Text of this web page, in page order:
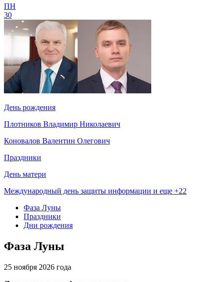
ПН
30
День рождения
Плотников Владимир Николаевич
Коновалов Валентин Олегович
Праздники
День матери
Международный день защиты информации и еще +22
Фаза Луны
Праздники
Дни рождения
Фаза Луны
25 ноября 2026 года